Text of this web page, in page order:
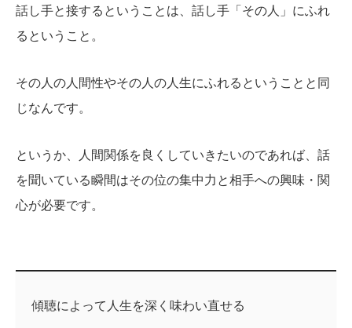
話し手と接するということは、話し手「その人」にふれ
るということ。
その人の人間性やその人の人生にふれるということと同
じなんです。
というか、人間関係を良くしていきたいのであれば、話
を聞いている瞬間はその位の集中力と相手への興味・関
心が必要です。
傾聴によって人生を深く味わい直せる